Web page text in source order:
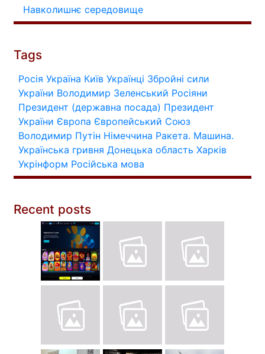
Навколишнє середовище
Tags
Росія Україна Київ Українці Збройні сили
України Володимир Зеленський Росіяни
Президент (державна посада) Президент
України Європа Європейський Союз
Володимир Путін Німеччина Ракета. Машина.
Українська гривня Донецька область Харків
Укрінформ Російська мова
Recent posts